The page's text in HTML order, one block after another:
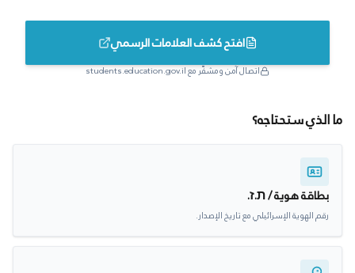
افتح كشف العلامات الرسمي
اتصال آمن ومشفّر مع students.education.gov.il
ما الذي ستحتاجه؟
بطاقة هوية / ת.ז.
رقم الهوية الإسرائيلي مع تاريخ الإصدار.